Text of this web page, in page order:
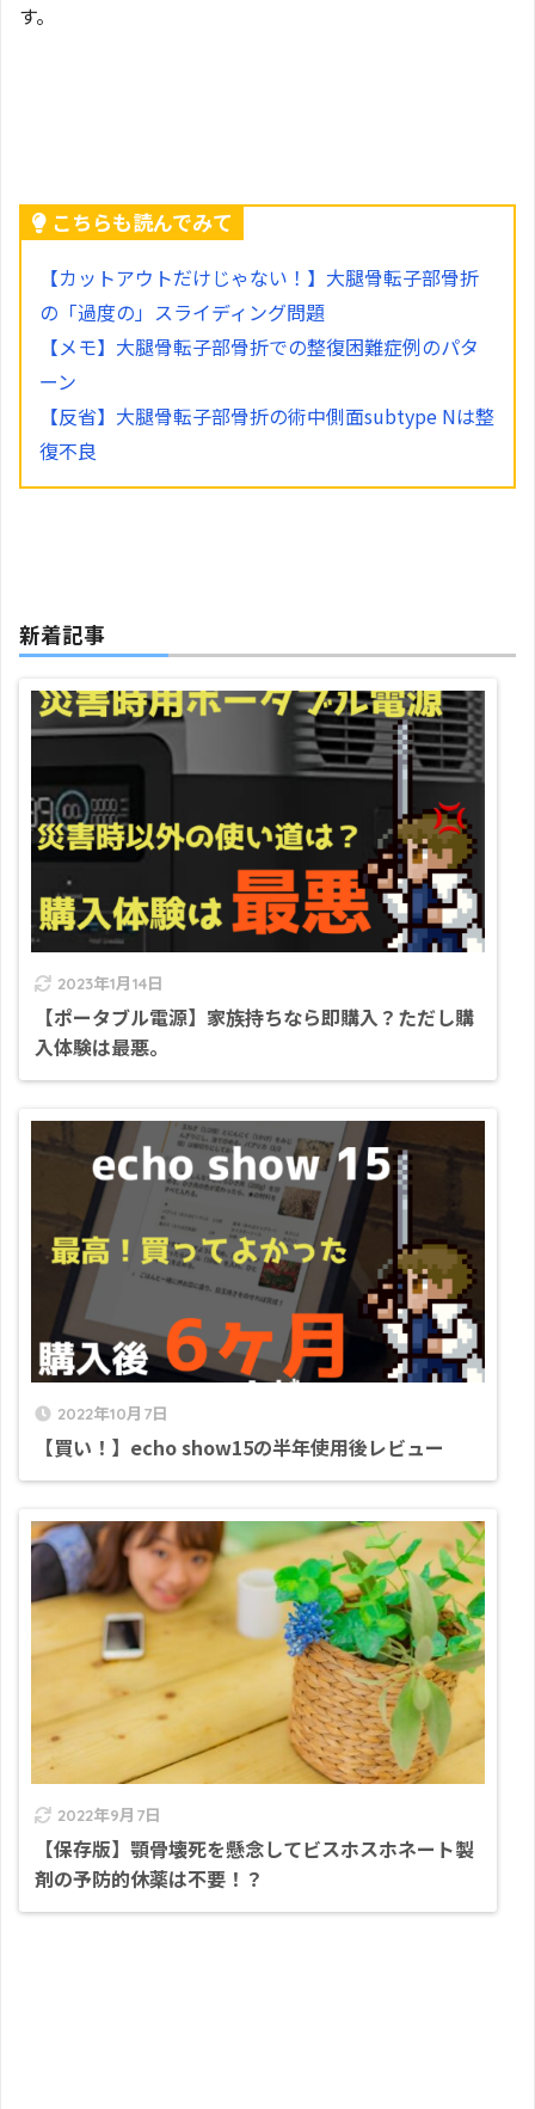
す。
こちらも読んでみて
【カットアウトだけじゃない！】大腿骨転子部骨折
の「過度の」スライディング問題
【メモ】大腿骨転子部骨折での整復困難症例のパタ
ーン
【反省】大腿骨転子部骨折の術中側面subtype Nは整
復不良
新着記事
2023年1月14日
【ポータブル電源】家族持ちなら即購入？ただし購
入体験は最悪。
2022年10月7日
【買い！】echo show15の半年使用後レビュー
2022年9月7日
【保存版】顎骨壊死を懸念してビスホスホネート製
剤の予防的休薬は不要！？